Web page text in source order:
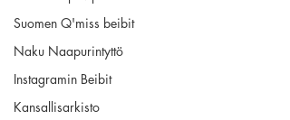
Suomen Q'miss beibit
Naku Naapurintyttö
Instagramin Beibit
Kansallisarkisto